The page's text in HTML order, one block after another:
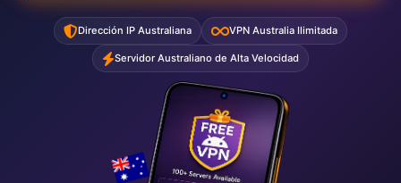
Dirección IP Australiana VPN Australia Ilimitada
Servidor Australiano de Alta Velocidad